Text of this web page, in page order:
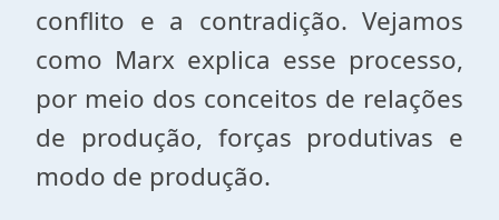
conflito e a contradição. Vejamos
como Marx explica esse processo,
por meio dos conceitos de relações
de produção, forças produtivas e
modo de produção.